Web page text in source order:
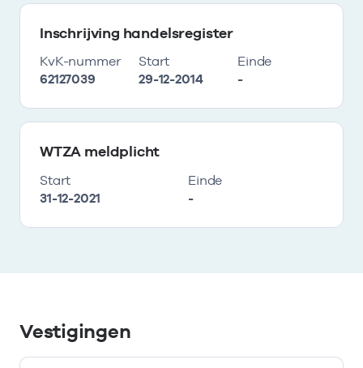
Inschrijving handelsregister
KvK-nummer
62127039
Start
29-12-2014
Einde
-
WTZA meldplicht
Start
31-12-2021
Einde
-
Vestigingen